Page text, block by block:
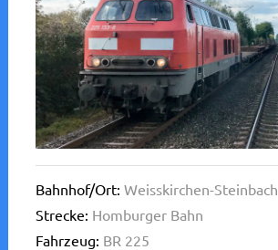
Bahnhof/Ort: Weisskirchen-Steinbach
Strecke: Homburger Bahn
Fahrzeug: BR 225